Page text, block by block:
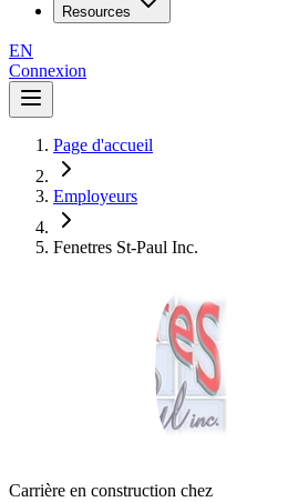
Resources
EN
Connexion
Page d'accueil
Employeurs
Fenetres St-Paul Inc.
Carrière en construction chez